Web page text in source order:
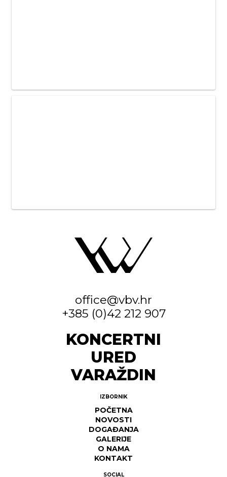
office@vbv.hr
+385 (0)42 212 907
KONCERTNI
URED
VARAŽDIN
IZBORNIK
POČETNA
NOVOSTI
DOGAĐANJA
GALERIJE
O NAMA
KONTAKT
SOCIAL